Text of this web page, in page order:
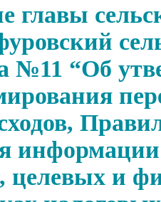
главы
№11 “Об
целевых и